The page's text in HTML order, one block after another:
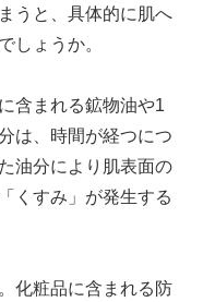
うと、具体的に肌へ
しょうか。
含まれる鉱物油や1
は、時間が経つにつ
油分により肌表面の
くすみ」が発生する
化粧品に含まれる防